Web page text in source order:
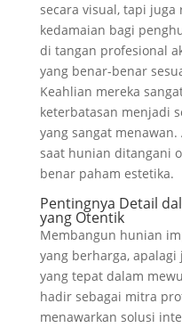
secara visual, tapi
kedamaian bagi
di tangan profesional
yang benar-benar
Keahlian mereka
keterbatasan menjadi
yang sangat
saat hunian ditangani
benar paham estetika.
Pentingnya Detail
yang Otentik
Membangun hunian
yang berharga,
yang tepat dalam
hadir sebagai mitra
menawarkan solusi